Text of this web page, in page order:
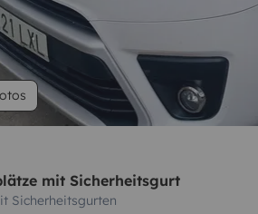
mit Sicherheitsgurt
Sicherheitsgurten